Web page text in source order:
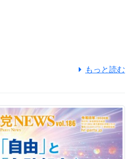
もっと読む